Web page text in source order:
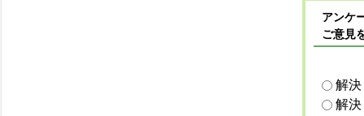
アンケ
ご意見
解
解